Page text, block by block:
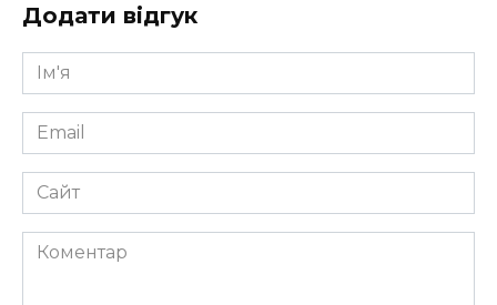
Додати відгук
Ім'я
*
Email
*
Сайт
Коментар